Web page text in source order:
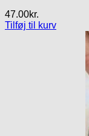
47.00kr.
Tilføj til kurv